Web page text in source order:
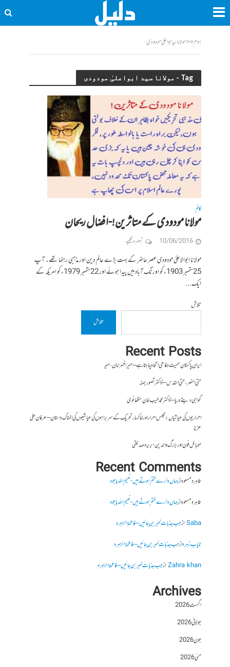
ہوم<<مولانا سید ابواعلیٰ مودودی
Tag - مولانا سید ابواعلیٰ مودودی
کالم
مولانا مودودی کے متاثرین!-افضال ریحان
10/06/2016 تبصرہ لکھیے
مولانا ابوالاعلیٰ مودودی عصر حاضر کے بہت بڑے عالم دین اور مذہبی رہنما تھے۔ آپ
25ستمبر 1903ء کو اورنگ آباد میں پیدا ہوئے اور 22ستمبر 1979ء کو امریکہ کے
ایک...
تلاش
تلاش
Recent Posts
ایران پاکستان سمیت دفاعی اتحاد چاہتا ہے – میر افسر امان،میر
حتی النصر ، حتی القدس – ڈاکٹر تصور بھٹہ
گواہی دیتے دریا – ڈاکٹر محمد طیب خان سنگھانوی
احراریوں کی عیاشیاں : مجلس احرار اور خاکسار تحریک کے سربراہوں کی عیاشیوں کی المناک داستان – عرفان علی
عزیز
موبائل فون اور بزرگ والدین- بریرہ صدیقی
Recent Comments
طاہرہ مسعودازجہاں دائرے ختم ہوتے ہیں- نعیم اللہ باجوہ
طاہرہ مسعودازجہاں دائرے ختم ہوتے ہیں- نعیم اللہ باجوہ
Sabaازجب جذبات خبر بن جائیں – فاطمۃالزہرہ
نایاب زہرہازجب جذبات خبر بن جائیں – فاطمۃالزہرہ
Zahra khanازجب جذبات خبر بن جائیں – فاطمۃالزہرہ
Archives
اگست 2026
جولائی 2026
جون 2026
مئی 2026